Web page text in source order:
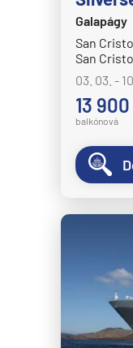
MS
MS
MS
MS
MS
MS
MS
MS
MS
Galapágy
San
San
03. 03. -
13
balkónová